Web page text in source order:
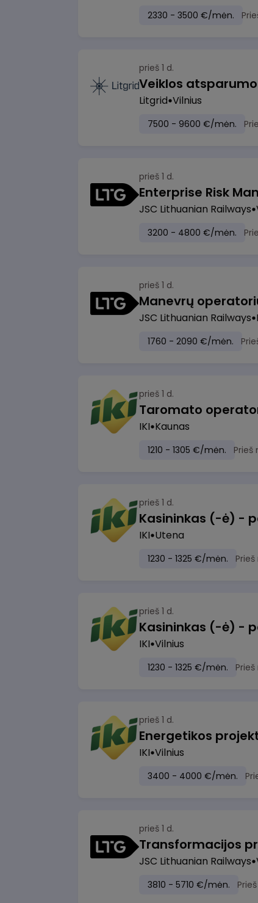
2330 - 3500 €/mėn.
prieš 1 d.
Litgrid Vilnius
7500 - 9600 €/mėn.
prieš 1 d.
Enterprise Risk
JSC Lithuanian Railways
3200 - 4800 €/mėn.
prieš 1 d.
JSC Lithuanian Railways
1760 - 2090 €/mėn.
prieš 1 d.
IKI Kaunas
1210 - 1305 €/mėn. Prieš
prieš 1 d.
IKI Utena
1230 - 1325 €/mėn.
prieš 1 d.
IKI Vilnius
1230 - 1325 €/mėn.
prieš 1 d.
Energetikos
IKI Vilnius
3400 - 4000 €/mėn.
prieš 1 d.
JSC Lithuanian Railways
3810 - 5710 €/mėn.